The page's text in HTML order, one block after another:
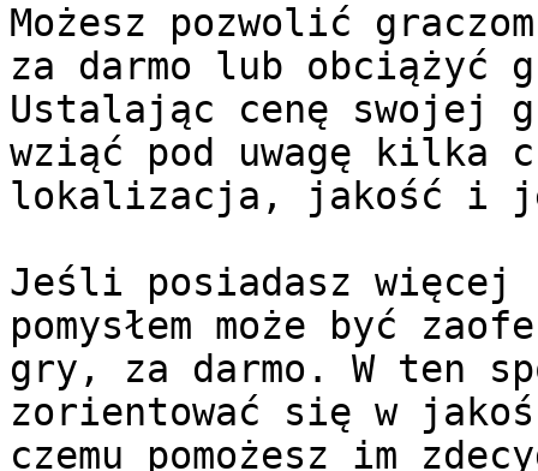
Możesz pozwolić
za darmo lub obciążyć
Ustalając cenę swojej
wziąć pod uwagę kilka
lokalizacja, jakość i
Jeśli posiadasz więcej
pomysłem może być
gry, za darmo. W ten
zorientować się w
czemu pomożesz im